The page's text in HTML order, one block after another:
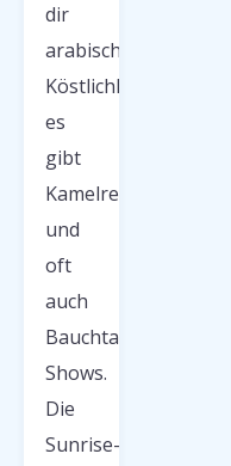
dir
arabische
Köstlichkeiten,
es
gibt
Kamelreiten
und
oft
auch
Bauchtanz-
Shows.
Die
Sunrise-